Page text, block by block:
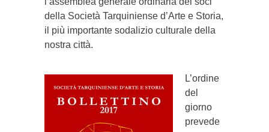
della Società Tarquiniense d’Arte e Storia,
il più importante sodalizio culturale della
nostra città.
L’ordine
del
giorno
prevede